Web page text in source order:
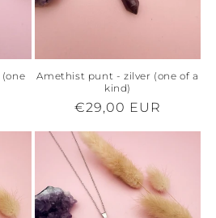
Amethist punt - zilver (one of a
kind)
Normale
€29,00 EUR